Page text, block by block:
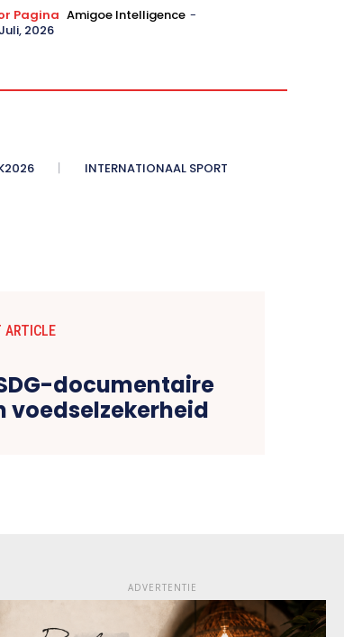
Pagina Amigoe Intelligence -
2026
INTERNATIONAAL SPORT
ARTICLE
documentaire
voedselzekerheid